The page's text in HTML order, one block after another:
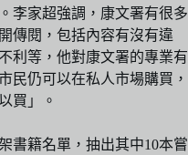
李家超強調，康文署有很多
傳閱，包括內容有沒有違
利等，他對康文署的專業有
民仍可以在私人市場購買，
買」。
書籍名單，抽出其中10本嘗